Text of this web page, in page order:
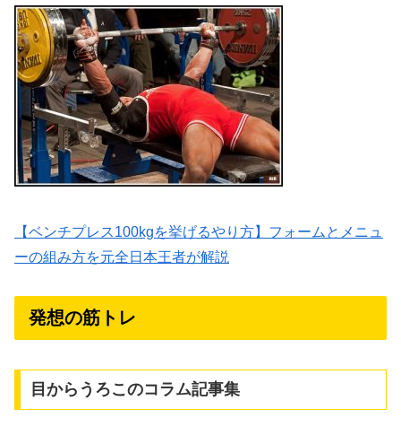
【ベンチプレス100kgを挙げるやり方】フォームとメニュ
ーの組み方を元全日本王者が解説
発想の筋トレ
目からうろこのコラム記事集